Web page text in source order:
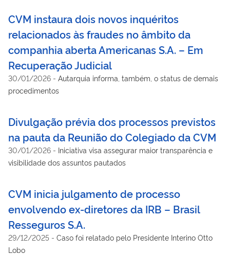
CVM instaura dois novos inquéritos
relacionados às fraudes no âmbito da
companhia aberta Americanas S.A. – Em
Recuperação Judicial
30/01/2026 - Autarquia informa, também, o status de demais
procedimentos
Divulgação prévia dos processos previstos
na pauta da Reunião do Colegiado da CVM
30/01/2026 - Iniciativa visa assegurar maior transparência e
visibilidade dos assuntos pautados
CVM inicia julgamento de processo
envolvendo ex-diretores da IRB – Brasil
Resseguros S.A.
29/12/2025 - Caso foi relatado pelo Presidente Interino Otto
Lobo